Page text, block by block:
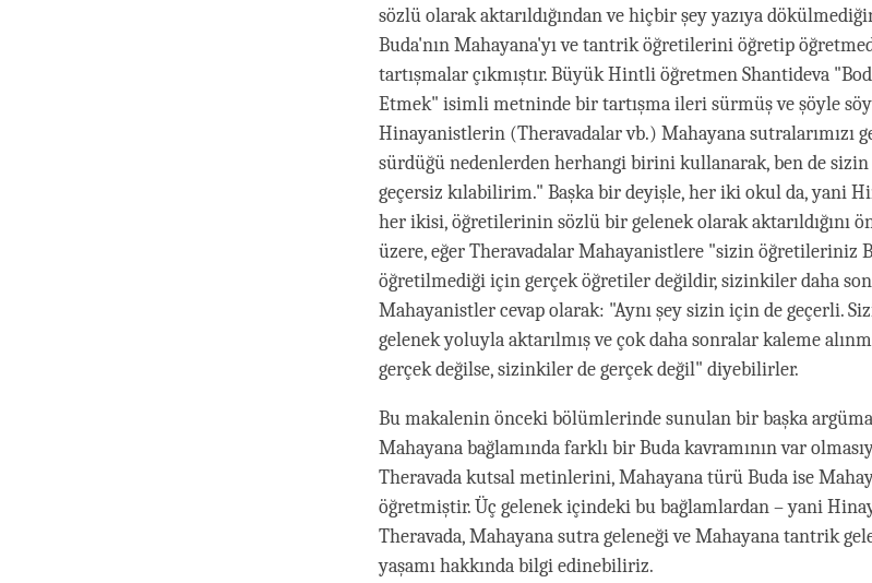
sözlü olarak aktarıldığından ve hiçbir şey yazıya
Buda'nın Mahayana'yı ve tantrik öğretilerini öğretip
tartışmalar çıkmıştır. Büyük Hintli öğretmen Shantideva
Etmek" isimli metninde bir tartışma ileri sürmüş ve şöyle
Hinayanistlerin (Theravadalar vb.) Mahayana sutralarımızı
sürdüğü nedenlerden herhangi birini kullanarak, ben de sizin
geçersiz kılabilirim." Başka bir deyişle, her iki okul da, yani
her ikisi, öğretilerinin sözlü bir gelenek olarak aktarıldığını
üzere, eğer Theravadalar Mahayanistlere "sizin öğretileriniz
öğretilmediği için gerçek öğretiler değildir, sizinkiler daha
Mahayanistler cevap olarak: "Aynı şey sizin için de geçerli.
gelenek yoluyla aktarılmış ve çok daha sonralar kaleme
gerçek değilse, sizinkiler de gerçek değil" diyebilirler.
Bu makalenin önceki bölümlerinde sunulan bir başka
Mahayana bağlamında farklı bir Buda kavramının var
Theravada kutsal metinlerini, Mahayana türü Buda ise
öğretmiştir. Üç gelenek içindeki bu bağlamlardan – yani
Theravada, Mahayana sutra geleneği ve Mahayana tantrik
yaşamı hakkında bilgi edinebiliriz.